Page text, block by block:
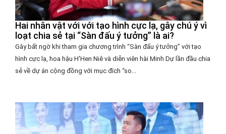
Hai nhân vật với với tạo hình cực lạ, gây chú ý vì
loạt chia sẻ tại “Sàn đấu ý tưởng” là ai?
Gây bất ngờ khi tham gia chương trình “Sàn đấu ý tưởng” với tạo
hình cực lạ, hoa hậu H'Hen Niê và diễn viên hài Minh Dự lần đầu chia
sẻ về dự án cộng đồng với mục đích “so...